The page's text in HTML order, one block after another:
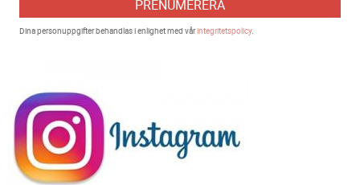
PRENUMERERA
Dina personuppgifter behandlas i enlighet med vårintegritetspolicy.